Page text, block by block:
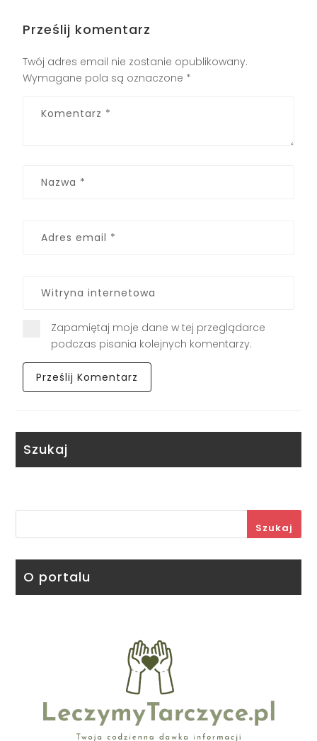
Prześlij komentarz
Twój adres email nie zostanie opublikowany.
Wymagane pola są oznaczone *
Zapamiętaj moje dane w tej przeglądarce
podczas pisania kolejnych komentarzy.
Szukaj
Szukaj
O portalu